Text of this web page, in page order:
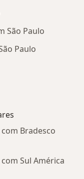
São Paulo
Paulo
Bradesco
Sul América